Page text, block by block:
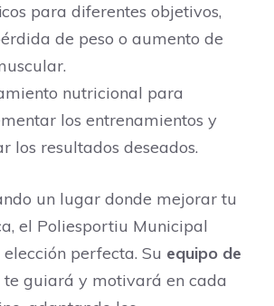
para diferentes objetivos,
de peso o aumento de
nutricional para
los entrenamientos y
los resultados deseados.
un lugar donde mejorar tu
el Poliesportiu Municipal
elección perfecta. Su equipo de
te guiará y motivará en cada